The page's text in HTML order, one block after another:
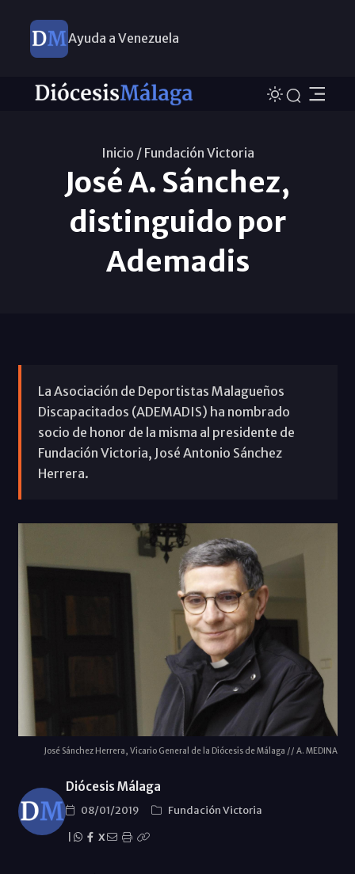
Ayuda a Venezuela
Inicio / Fundación Victoria
José A. Sánchez,
distinguido por
Ademadis
La Asociación de Deportistas Malagueños
Discapacitados (ADEMADIS) ha nombrado
socio de honor de la misma al presidente de
Fundación Victoria, José Antonio Sánchez
Herrera.
José Sánchez Herrera, Vicario General de la Diócesis de Málaga // A. MEDINA
Diócesis Málaga
08/01/2019
Fundación Victoria
X